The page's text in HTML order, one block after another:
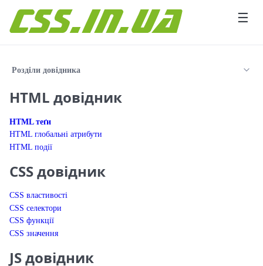
☰
Розділи довідника
HTML довідник
HTML теґи
HTML глобальні атрибути
HTML події
CSS довідник
CSS властивості
CSS селектори
CSS функції
CSS значення
JS довідник